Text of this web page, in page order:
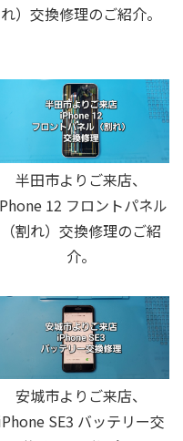
れ）交換修理のご紹介。
半田市よりご来店、
12 フロントパネル
（割れ）交換修理のご紹
介。
安城市よりご来店、
SE3 バッテリー交